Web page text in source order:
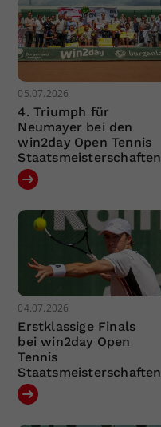
05.07.2026
4. Triumph für
Neumayer bei den
win2day Open Tennis
Staatsmeisterschaften
04.07.2026
Erstklassige Finals
bei win2day Open
Tennis
Staatsmeisterschaften